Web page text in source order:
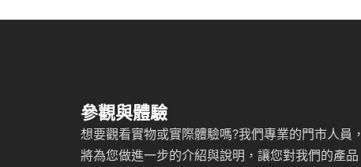
參觀與體驗
想要觀看實物或實際體驗嗎?我們專業的門市人員，
將為您做進一步的介紹與說明，讓您對我們的產品